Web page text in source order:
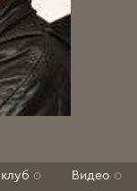
0 Видео 0